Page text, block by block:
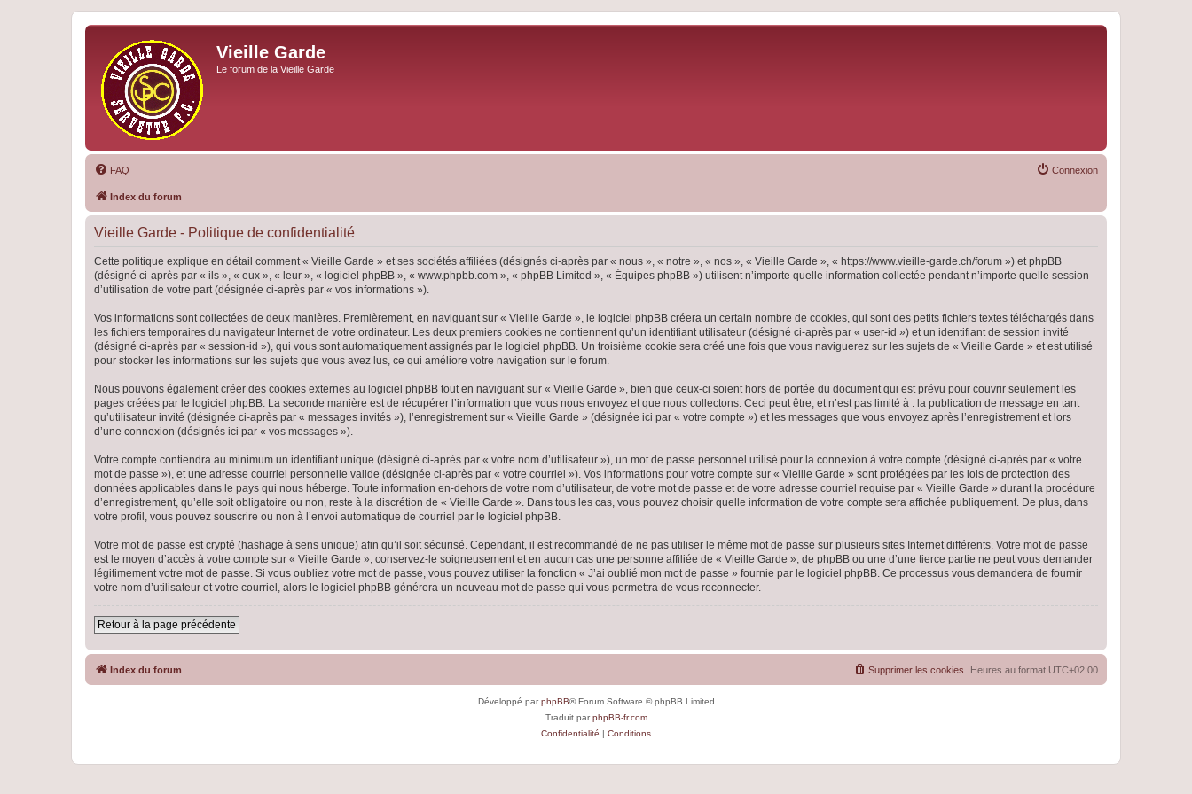
Vieille Garde
Le forum de la Vieille Garde
FAQ Connexion
Index du forum
Vieille Garde - Politique de confidentialité
Cette politique explique en détail comment « Vieille Garde » et ses sociétés affiliées (désignés ci-après par « nous », « notre », « nos », « Vieille Garde », « https://www.vieille-garde.ch/forum ») et phpBB
(désigné ci-après par « ils », « eux », « leur », « logiciel phpBB », « www.phpbb.com », « phpBB Limited », « Équipes phpBB ») utilisent n’importe quelle information collectée pendant n’importe quelle session
d’utilisation de votre part (désignée ci-après par « vos informations »).
Vos informations sont collectées de deux manières. Premièrement, en naviguant sur « Vieille Garde », le logiciel phpBB créera un certain nombre de cookies, qui sont des petits fichiers textes téléchargés dans
les fichiers temporaires du navigateur Internet de votre ordinateur. Les deux premiers cookies ne contiennent qu’un identifiant utilisateur (désigné ci-après par « user-id ») et un identifiant de session invité
(désigné ci-après par « session-id »), qui vous sont automatiquement assignés par le logiciel phpBB. Un troisième cookie sera créé une fois que vous naviguerez sur les sujets de « Vieille Garde » et est utilisé
pour stocker les informations sur les sujets que vous avez lus, ce qui améliore votre navigation sur le forum.
Nous pouvons également créer des cookies externes au logiciel phpBB tout en naviguant sur « Vieille Garde », bien que ceux-ci soient hors de portée du document qui est prévu pour couvrir seulement les
pages créées par le logiciel phpBB. La seconde manière est de récupérer l’information que vous nous envoyez et que nous collectons. Ceci peut être, et n’est pas limité à : la publication de message en tant
qu’utilisateur invité (désignée ci-après par « messages invités »), l’enregistrement sur « Vieille Garde » (désignée ici par « votre compte ») et les messages que vous envoyez après l’enregistrement et lors
d’une connexion (désignés ici par « vos messages »).
Votre compte contiendra au minimum un identifiant unique (désigné ci-après par « votre nom d’utilisateur »), un mot de passe personnel utilisé pour la connexion à votre compte (désigné ci-après par « votre
mot de passe »), et une adresse courriel personnelle valide (désignée ci-après par « votre courriel »). Vos informations pour votre compte sur « Vieille Garde » sont protégées par les lois de protection des
données applicables dans le pays qui nous héberge. Toute information en-dehors de votre nom d’utilisateur, de votre mot de passe et de votre adresse courriel requise par « Vieille Garde » durant la procédure
d’enregistrement, qu’elle soit obligatoire ou non, reste à la discrétion de « Vieille Garde ». Dans tous les cas, vous pouvez choisir quelle information de votre compte sera affichée publiquement. De plus, dans
votre profil, vous pouvez souscrire ou non à l’envoi automatique de courriel par le logiciel phpBB.
Votre mot de passe est crypté (hashage à sens unique) afin qu’il soit sécurisé. Cependant, il est recommandé de ne pas utiliser le même mot de passe sur plusieurs sites Internet différents. Votre mot de passe
est le moyen d’accès à votre compte sur « Vieille Garde », conservez-le soigneusement et en aucun cas une personne affiliée de « Vieille Garde », de phpBB ou une d’une tierce partie ne peut vous demander
légitimement votre mot de passe. Si vous oubliez votre mot de passe, vous pouvez utiliser la fonction « J’ai oublié mon mot de passe » fournie par le logiciel phpBB. Ce processus vous demandera de fournir
votre nom d’utilisateur et votre courriel, alors le logiciel phpBB générera un nouveau mot de passe qui vous permettra de vous reconnecter.
Retour à la page précédente
Index du forum Heures au format UTC+02:00
Supprimer les cookies
Développé parphpBB® Forum Software © phpBB Limited
Traduit parphpBB-fr.com
Confidentialité | Conditions